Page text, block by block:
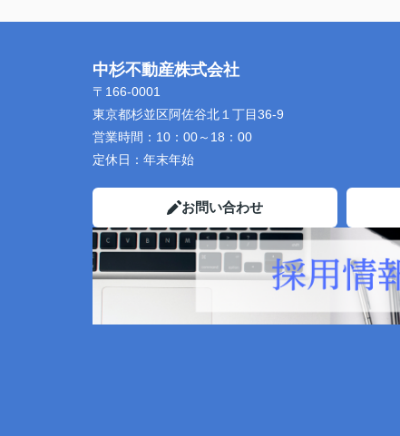
中杉不動産株式会社
〒166-0001
東京都杉並区阿佐谷北１丁目36-9
営業時間： 10：00～18：00
定休日： 年末年始
お問い合わせ